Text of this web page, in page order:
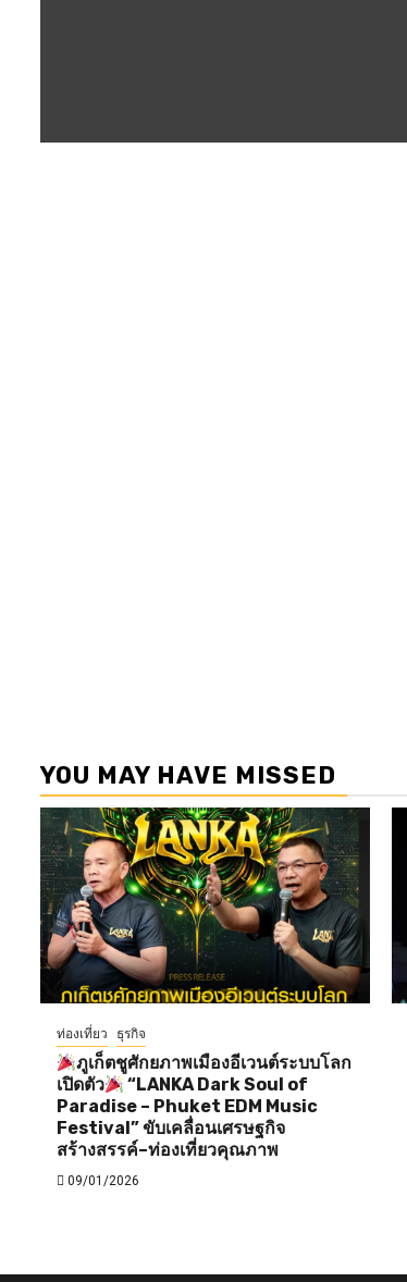
YOU MAY HAVE MISSED
ท่องเที่ยว ธุรกิจ
ภูเก็ตชูศักยภาพเมืองอีเวนต์ระบบโลก
เปิดตัว
“LANKA Dark Soul of
Paradise – Phuket EDM Music
Festival” ขับเคลื่อนเศรษฐกิจ
สร้างสรรค์–ท่องเที่ยวคุณภาพ
09/01/2026